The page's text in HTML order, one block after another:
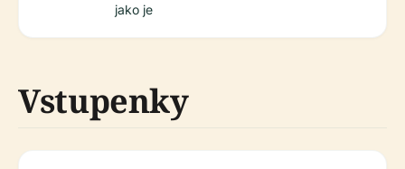
jako je
Vstupenky